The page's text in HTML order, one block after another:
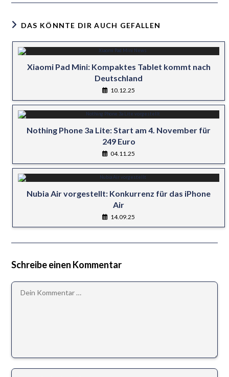
DAS KÖNNTE DIR AUCH GEFALLEN
Xiaomi Pad Mini: Kompaktes Tablet kommt nach
Deutschland
10.12.25
Nothing Phone 3a Lite: Start am 4. November für
249 Euro
04.11.25
Nubia Air vorgestellt: Konkurrenz für das iPhone
Air
14.09.25
Schreibe einen Kommentar